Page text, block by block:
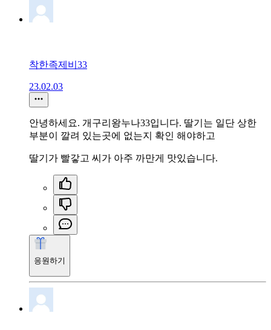
착한족제비33
23.02.03
안녕하세요. 개구리왕누나33입니다. 딸기는 일단 상한
부분이 깔려 있는곳에 없는지 확인 해야하고
딸기가 빨갛고 씨가 아주 까만게 맛있습니다.
응원하기